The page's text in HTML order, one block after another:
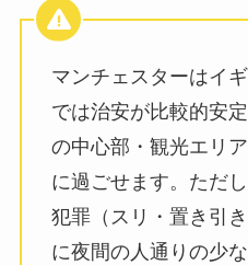
マンチェスターはイ
では治安が比較的安
の中心部・観光エリ
に過ごせます。ただ
犯罪（スリ・置き引
に夜間の人通りの少